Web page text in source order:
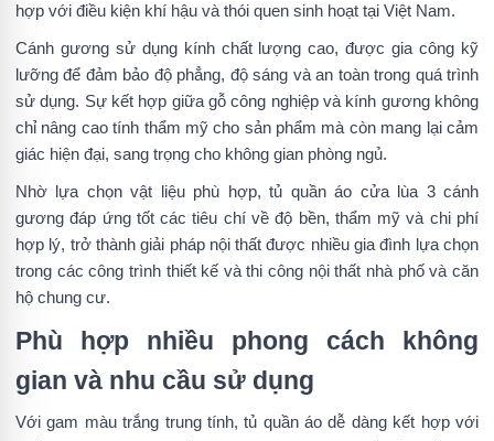
hợp với điều kiện khí hậu và thói quen sinh hoạt tại Việt Nam.
Cánh gương sử dụng kính chất lượng cao, được gia công kỹ
lưỡng để đảm bảo độ phẳng, độ sáng và an toàn trong quá trình
sử dụng. Sự kết hợp giữa gỗ công nghiệp và kính gương không
chỉ nâng cao tính thẩm mỹ cho sản phẩm mà còn mang lại cảm
giác hiện đại, sang trọng cho không gian phòng ngủ.
Nhờ lựa chọn vật liệu phù hợp, tủ quần áo cửa lùa 3 cánh
gương đáp ứng tốt các tiêu chí về độ bền, thẩm mỹ và chi phí
hợp lý, trở thành giải pháp nội thất được nhiều gia đình lựa chọn
trong các công trình thiết kế và thi công nội thất nhà phố và căn
hộ chung cư.
Phù hợp nhiều phong cách không
gian và nhu cầu sử dụng
Với gam màu trắng trung tính, tủ quần áo dễ dàng kết hợp với